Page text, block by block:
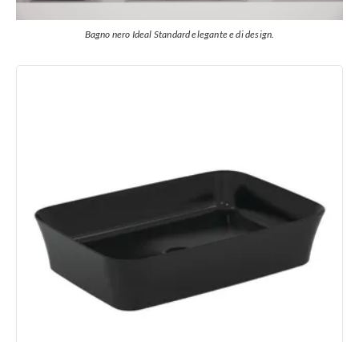
Bagno nero Ideal Standard elegante e di design.